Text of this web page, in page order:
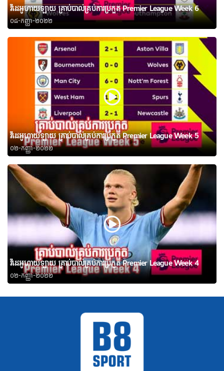
វីដេអូហាយឡាយ គ្រាប់បាល់គ្រប់ការប្រកួត Premier League Week 6
០៨-កញ្ញា-២០២២
វីដេអូហាយឡាយ គ្រាប់បាល់គ្រប់ការប្រកួត Premier League Week 5
០២-កញ្ញា-២០២២
វីដេអូហាយឡាយ គ្រាប់បាល់គ្រប់ការប្រកួត Premier League Week 4
០២-កញ្ញា-២០២២